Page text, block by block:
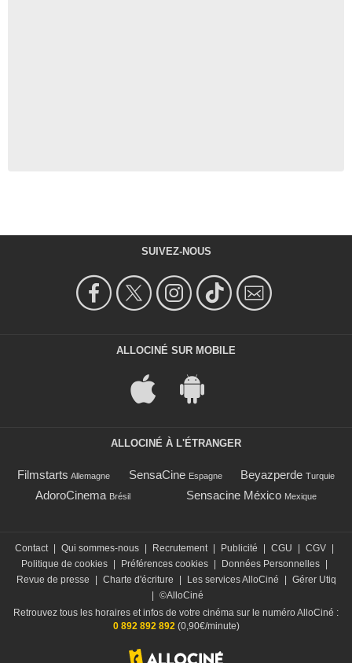
SUIVEZ-NOUS
ALLOCINÉ SUR MOBILE
ALLOCINÉ À L'ÉTRANGER
Filmstarts Allemagne SensaCine Espagne Beyazperde Turquie
AdoroCinema Brésil Sensacine México Mexique
Contact Qui sommes-nous Recrutement Publicité CGU CGV
Politique de cookies
Préférences cookies Données Personnelles
Revue de presse
Charte d'écriture Les services AlloCiné
Gérer Utiq
©AlloCiné
Retrouvez tous les horaires et infos de votre cinéma sur le numéro AlloCiné :
0 892 892 892(0,90€/minute)